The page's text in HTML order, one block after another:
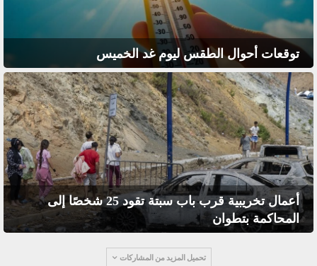
توقعات أحوال الطقس ليوم غد الخميس
أعمال تخريبية قرب باب سبتة تقود 25 شخصًا إلى
المحاكمة بتطوان
تحميل المزيد من المشاركات